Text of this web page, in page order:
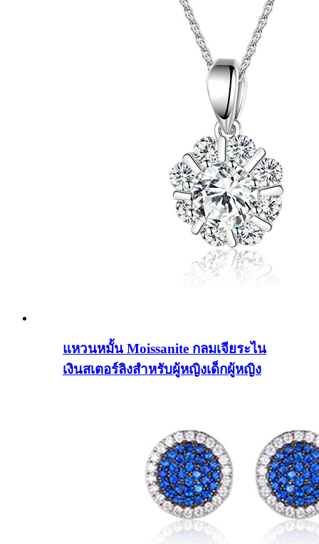
แหวนหมั้น Moissanite กลมเจียระไน
เงินสเตอร์ลิงสำหรับผู้หญิงเด็กผู้หญิง